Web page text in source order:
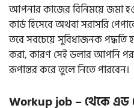
আপনার কাজের বিনিময়ে জমা
কার্ড হিসেবে অথবা সরাসরি
তবে সবচেয়ে সুবিধাজনক পদ্ধতি
করা, কারণ সেই ডলার আপনি
রূপান্তর করে তুলে নিতে পারবেন।
Workup job – থেকে এড